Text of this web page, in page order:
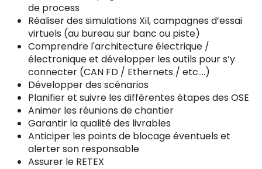
de process
Réaliser des simulations Xil, campagnes d’essai
virtuels (au bureau sur banc ou piste)
Comprendre l'architecture électrique /
électronique et développer les outils pour s’y
connecter (CAN FD / Ethernets / etc….)
Développer des scénarios
Planifier et suivre les différentes étapes des OSE
Animer les réunions de chantier
Garantir la qualité des livrables
Anticiper les points de blocage éventuels et
alerter son responsable
Assurer le RETEX